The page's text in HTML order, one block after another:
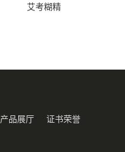
艾考糊精
产品展厅 证书荣誉